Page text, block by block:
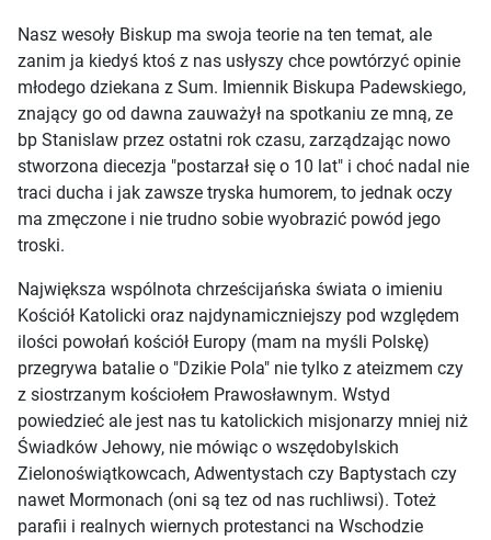
Nasz wesoły Biskup ma swoja teorie na ten temat, ale
zanim ja kiedyś ktoś z nas usłyszy chce powtórzyć opinie
młodego dziekana z Sum. Imiennik Biskupa Padewskiego,
znający go od dawna zauważył na spotkaniu ze mną, ze
bp Stanislaw przez ostatni rok czasu, zarządzając nowo
stworzona diecezja "postarzał się o 10 lat" i choć nadal nie
traci ducha i jak zawsze tryska humorem, to jednak oczy
ma zmęczone i nie trudno sobie wyobrazić powód jego
troski.
Największa wspólnota chrześcijańska świata o imieniu
Kościół Katolicki oraz najdynamiczniejszy pod względem
ilości powołań kościół Europy (mam na myśli Polskę)
przegrywa batalie o "Dzikie Pola" nie tylko z ateizmem czy
z siostrzanym kościołem Prawosławnym. Wstyd
powiedzieć ale jest nas tu katolickich misjonarzy mniej niż
Świadków Jehowy, nie mówiąc o wszędobylskich
Zielonoświątkowcach, Adwentystach czy Baptystach czy
nawet Mormonach (oni są tez od nas ruchliwsi). Toteż
parafii i realnych wiernych protestanci na Wschodzie